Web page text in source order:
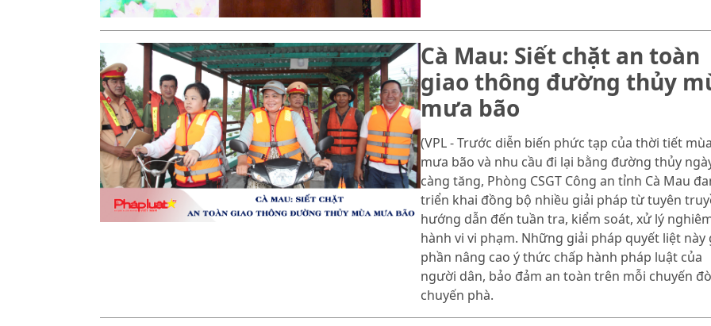
Cà Mau: Siết chặt an toàn
giao thông đường thủy
mưa bão
(VPL - Trước diễn biến phức tạp của thời tiết mùa
mưa bão và nhu cầu đi lại bằng đường thủy
càng tăng, Phòng CSGT Công an tỉnh Cà Mau
triển khai đồng bộ nhiều giải pháp từ tuyên
hướng dẫn đến tuần tra, kiểm soát, xử lý
hành vi vi phạm. Những giải pháp quyết liệt này
phần nâng cao ý thức chấp hành pháp luật của
người dân, bảo đảm an toàn trên mỗi chuyến
chuyến phà.